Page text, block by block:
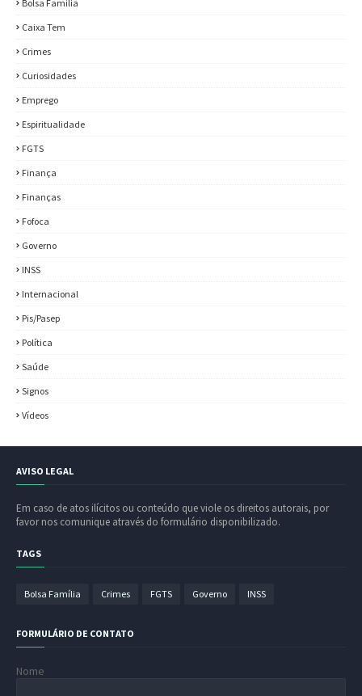
Bolsa Família
Caixa Tem
Crimes
Curiosidades
Emprego
Espiritualidade
FGTS
Finança
Finanças
Fofoca
Governo
INSS
Internacional
Pis/Pasep
Política
Saúde
Signos
Vídeos
AVISO LEGAL
Em caso de atos ilícitos ou conteúdo que viole os direitos autorais, por
favor nos comunique através do formulário disponibilizado.
TAGS
Bolsa Família Crimes FGTS Governo INSS
FORMULÁRIO DE CONTATO
Nome